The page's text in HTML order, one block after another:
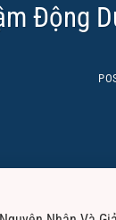
Động